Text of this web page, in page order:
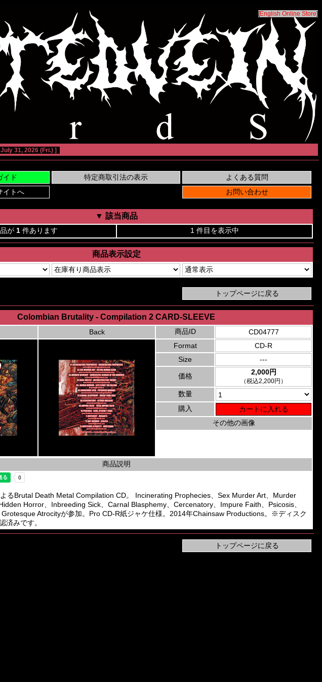
[English Online Store]
31, 2026 (Fri.) ]
▼ 該当商品
が 1 件あります 1 件目を表示中
商品表示設定
Colombian Brutality - Compilation 2 CARD-SLEEVE
Back 商品ID
CD04777
Format
CD-R
Size
---
価格 2,000円
（税込2,200円）
数量
購入
その他の画像
商品説明
るBrutal Death Metal Compilation CD。 Incinerating Prophecies、Sex Murder Art、Murder
Horror、Inbreeding Sick、Carnal Blasphemy、Cercenatory、Impure Faith、Psicosis、
Atrocityが参加。Pro CD-R紙ジャケ仕様。2014年Chainsaw Productions。※ディスク
済みです。